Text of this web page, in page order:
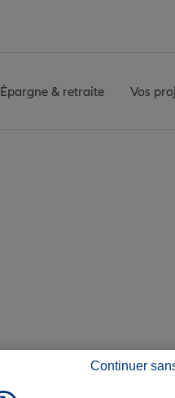
Épargne & retraite Vos
Continuer